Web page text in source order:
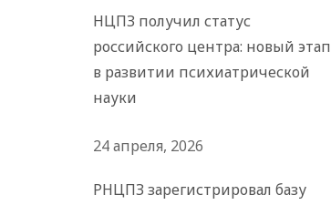
НЦПЗ получил статус
российского центра: новый этап
в развитии психиатрической
науки
24 апреля, 2026
РНЦПЗ зарегистрировал базу